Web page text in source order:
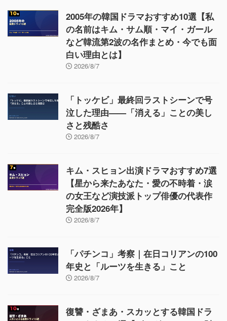
2005年の韓国ドラマおすすめ10選【私
の名前はキム・サム順・マイ・ガール
など韓流第2波の名作まとめ・今でも面
白い理由とは】
2026/8/7
「トッケビ」最終回ラストシーンで号
泣した理由——「消える」ことの美し
さと残酷さ
2026/8/7
キム・スヒョン出演ドラマおすすめ7選
【星から来たあなた・愛の不時着・涙
の女王など演技派トップ俳優の代表作
完全版2026年】
2026/8/7
「パチンコ」考察｜在日コリアンの100
年史と「ルーツを生きる」こと
2026/8/7
復讐・ざまあ・スカッとする韓国ドラ